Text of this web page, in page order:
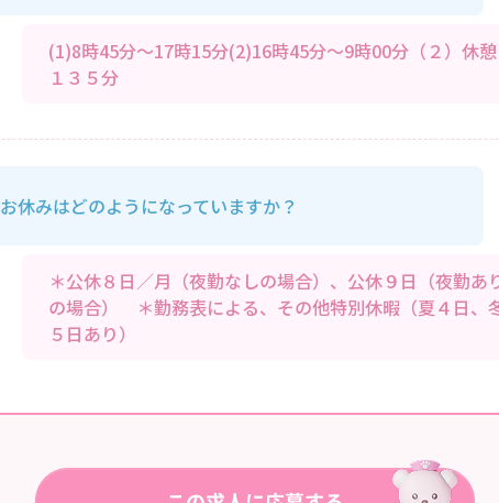
(1)8時45分～17時15分(2)16時45分～9時00分（２）休憩
１３５分
お休みはどのようになっていますか？
＊公休８日／月（夜勤なしの場合）、公休９日（夜勤あ
の場合） ＊勤務表による、その他特別休暇（夏４日、
５日あり）